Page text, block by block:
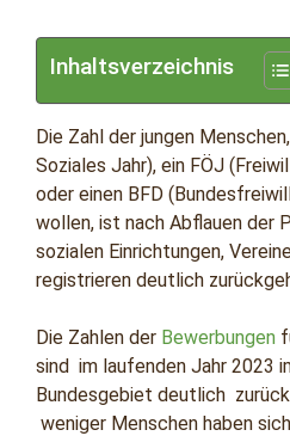
Inhaltsverzeichnis
Die Zahl der jungen
Soziales Jahr), ein FÖJ
oder einen BFD
wollen, ist nach Abflauen der
sozialen Einrichtungen,
registrieren deutlich
Die Zahlen der Bewerbungen
sind im laufenden Jahr 2023
Bundesgebiet deutlich
weniger Menschen haben